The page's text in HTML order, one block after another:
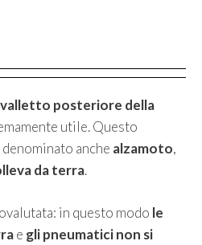
posteriore della
utile. Questo
anche alzamoto,
da terra.
in questo modo le
e gli pneumatici non si